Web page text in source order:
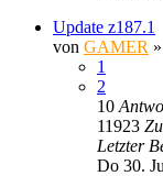
Update z187.1
von GAMER »
1
2
10
11923
Letzter
Do 30.